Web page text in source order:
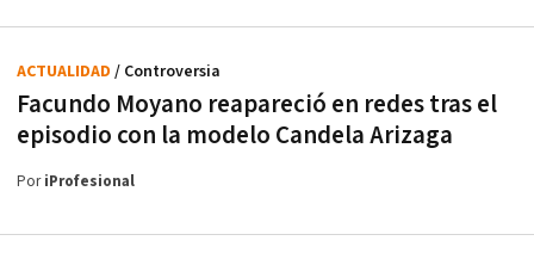
Facundo Moyano reapareció en redes tras el
episodio con la modelo Candela Arizaga
ACTUALIDAD / Controversia
PoriProfesional